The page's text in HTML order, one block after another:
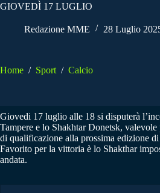
GIOVEDÌ 17 LUGLIO
Redazione MME 28 Luglio
Home / Sport / Calcio
Giovedi 17 luglio alle 18 si disputerà
Tampere e lo Shakhtar Donetsk,
di qualificazione alla prossima edizione
Favorito per la vittoria è lo Shakthar
andata.